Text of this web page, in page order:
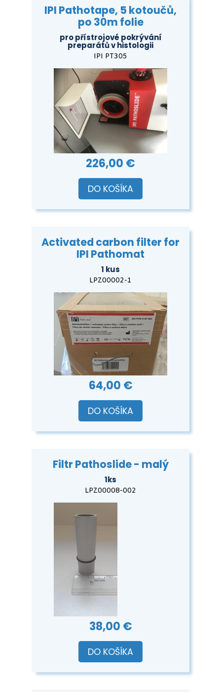
IPI Pathotape, 5 kotoučů,
po 30m folie
pro přístrojové pokrývání
preparátů v histologii
IPI PT305
226,00 €
DO KOŠÍKA
Activated carbon filter for
IPI Pathomat
1 kus
LPZ00002-1
64,00 €
DO KOŠÍKA
Filtr Pathoslide - malý
1ks
LPZ00008-002
38,00 €
DO KOŠÍKA